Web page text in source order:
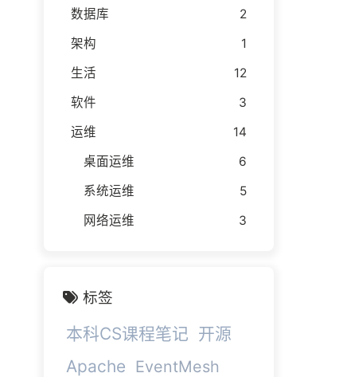
数据库
2
架构
1
生活
12
软件
3
运维
14
桌面运维
6
系统运维
5
网络运维
3
标签
本科CS课程笔记 开源
Apache EventMesh